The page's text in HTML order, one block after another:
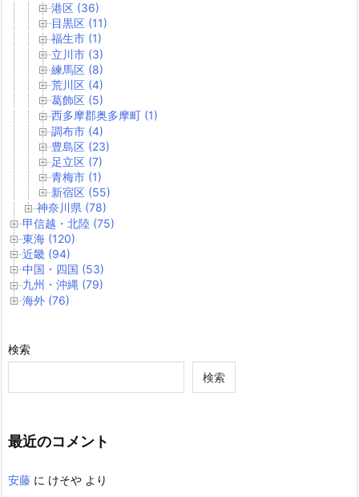
港区 (36)
目黒区 (11)
福生市 (1)
立川市 (3)
練馬区 (8)
荒川区 (4)
葛飾区 (5)
西多摩郡奥多摩町 (1)
調布市 (4)
豊島区 (23)
足立区 (7)
青梅市 (1)
新宿区 (55)
神奈川県 (78)
甲信越・北陸 (75)
東海 (120)
近畿 (94)
中国・四国 (53)
九州・沖縄 (79)
海外 (76)
検索
検索
最近のコメント
安藤 に けそや より